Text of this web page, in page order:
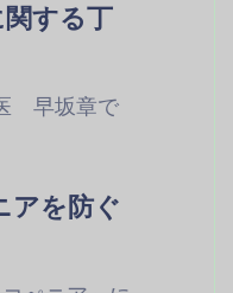
する丁
早坂章で
アを防ぐ